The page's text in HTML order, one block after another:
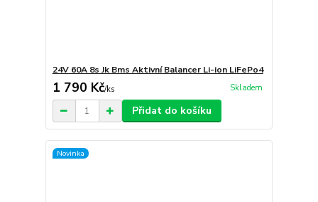
24V 60A 8s Jk Bms Aktivní Balancer Li-ion LiFePo4
1 790 Kč/ks Skladem
Přidat do košíku
Novinka